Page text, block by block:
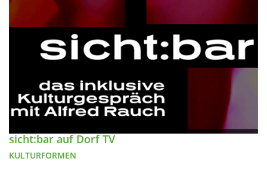
sicht:bar auf Dorf TV
KULTURFORMEN